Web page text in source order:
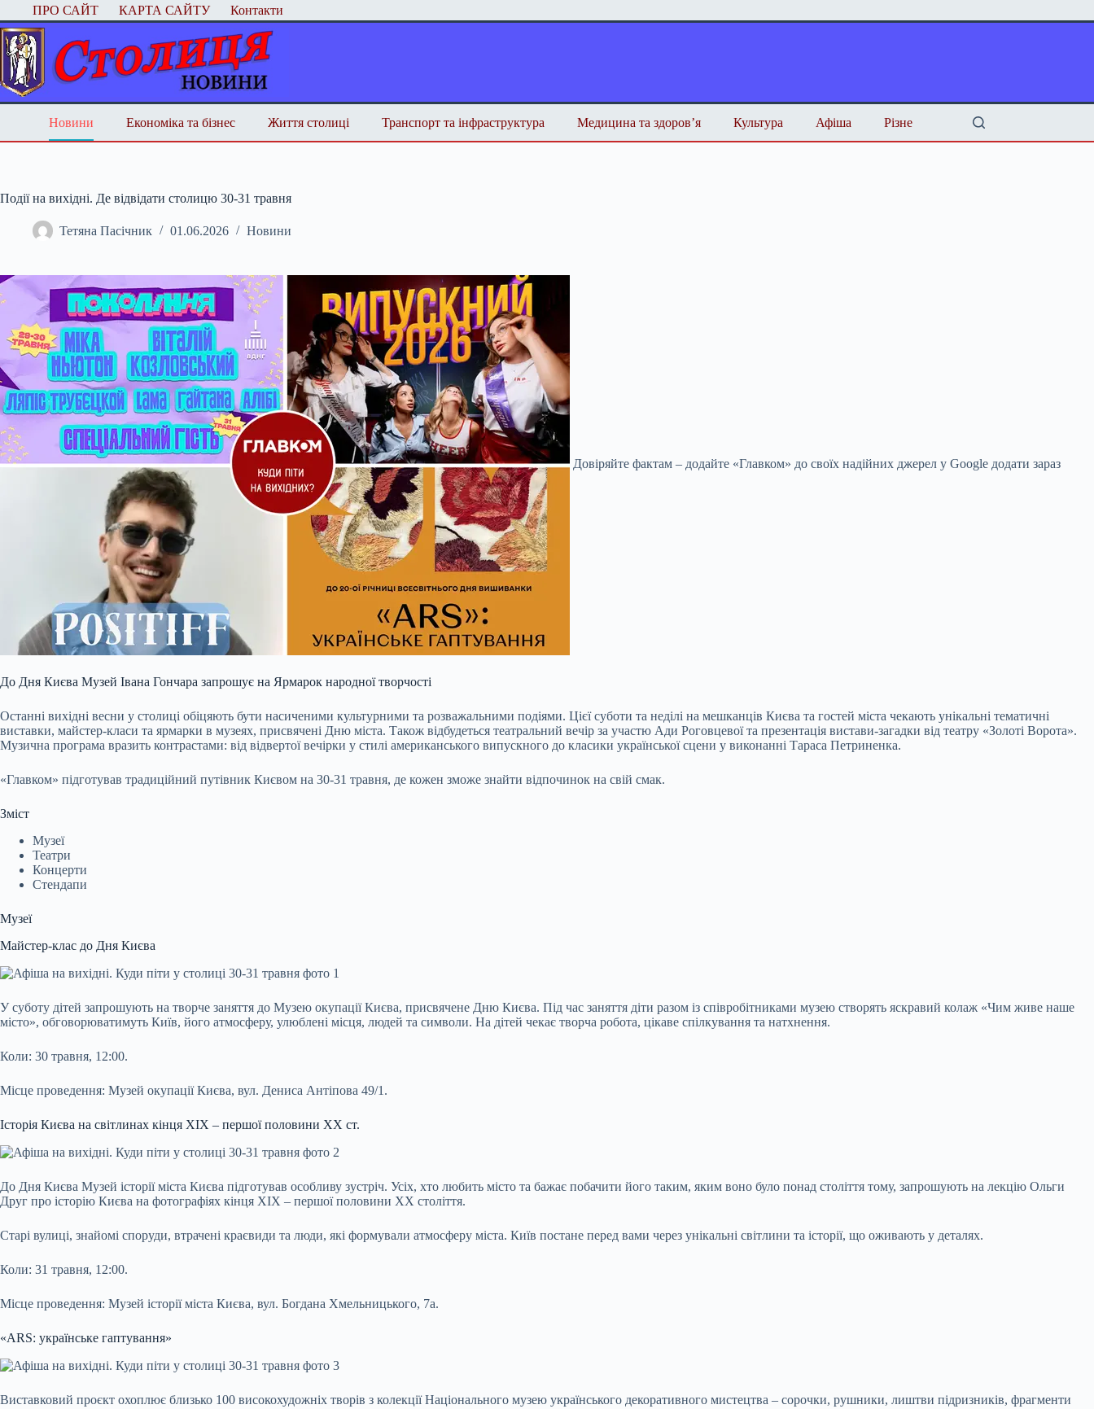
Перейти
до
вмісту
ПРО САЙТ КАРТА САЙТУ Контакти
Новини Економіка та бізнес Життя столиці Транспорт та інфраструктура Медицина та здоров’я Культура Афіша Різне
Події на вихідні. Де відвідати столицю 30-31 травня
Тетяна Пасічник 01.06.2026 Новини
Довіряйте фактам – додайте «Главком» до своїх надійних джерел у Google додати зараз
До Дня Києва Музей Івана Гончара запрошує на Ярмарок народної творчості
Останні вихідні весни у столиці обіцяють бути насиченими культурними та розважальними подіями. Цієї суботи та неділі на мешканців Києва та гостей міста чекають унікальні тематичні
виставки, майстер-класи та ярмарки в музеях, присвячені Дню міста. Також відбудеться театральний вечір за участю Ади Роговцевої та презентація вистави-загадки від театру «Золоті Ворота».
Музична програма вразить контрастами: від відвертої вечірки у стилі американського випускного до класики української сцени у виконанні Тараса Петриненка.
«Главком» підготував традиційний путівник Києвом на 30-31 травня, де кожен зможе знайти відпочинок на свій смак.
Зміст
Музеї
Театри
Концерти
Стендапи
Музеї
Майстер-клас до Дня Києва
У суботу дітей запрошують на творче заняття до Музею окупації Києва, присвячене Дню Києва. Під час заняття діти разом із співробітниками музею створять яскравий колаж «Чим живе наше
місто», обговорюватимуть Київ, його атмосферу, улюблені місця, людей та символи. На дітей чекає творча робота, цікаве спілкування та натхнення.
Коли: 30 травня, 12:00.
Місце проведення: Музей окупації Києва, вул. Дениса Антіпова 49/1.
Історія Києва на світлинах кінця XIX – першої половини XX ст.
До Дня Києва Музей історії міста Києва підготував особливу зустріч. Усіх, хто любить місто та бажає побачити його таким, яким воно було понад століття тому, запрошують на лекцію Ольги
Друг про історію Києва на фотографіях кінця XIX – першої половини XX століття.
Старі вулиці, знайомі споруди, втрачені краєвиди та люди, які формували атмосферу міста. Київ постане перед вами через унікальні світлини та історії, що оживають у деталях.
Коли: 31 травня, 12:00.
Місце проведення: Музей історії міста Києва, вул. Богдана Хмельницького, 7а.
«ARS: українське гаптування»
Виставковий проєкт охоплює близько 100 високохудожніх творів з колекції Національного музею українського декоративного мистецтва – сорочки, рушники, лиштви підризників, фрагменти